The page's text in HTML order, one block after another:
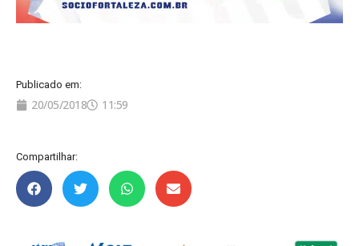
Publicado em:
20/05/2018 11:59
Compartilhar: